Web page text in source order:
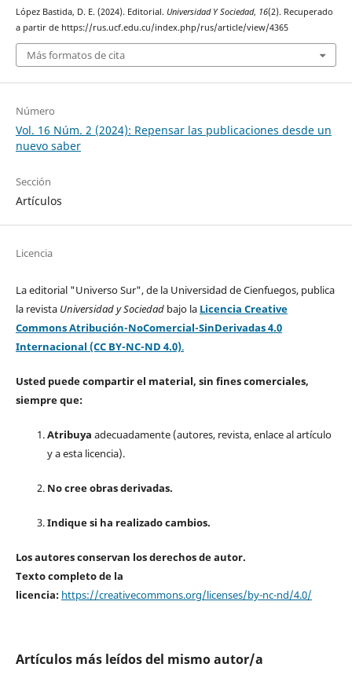
López Bastida, D. E. (2024). Editorial. Universidad Y Sociedad, 16(2). Recuperado
a partir de https://rus.ucf.edu.cu/index.php/rus/article/view/4365
Más formatos de cita
Número
Vol. 16 Núm. 2 (2024): Repensar las publicaciones desde un
nuevo saber
Sección
Artículos
Licencia
La editorial "Universo Sur", de la Universidad de Cienfuegos, publica
la revista Universidad y Sociedad bajo la Licencia Creative
Commons Atribución-NoComercial-SinDerivadas 4.0
Internacional (CC BY-NC-ND 4.0).
Usted puede compartir el material, sin fines comerciales,
siempre que:
Atribuya adecuadamente (autores, revista, enlace al artículo
y a esta licencia).
No cree obras derivadas.
Indique si ha realizado cambios.
Los autores conservan los derechos de autor.
Texto completo de la
licencia: https://creativecommons.org/licenses/by-nc-nd/4.0/
Artículos más leídos del mismo autor/a